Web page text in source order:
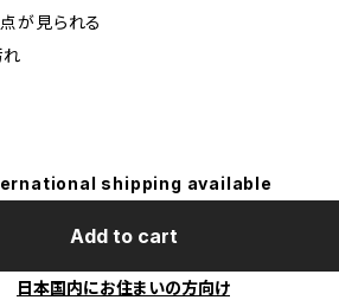
が見られる
れ
shipping available
Add to cart
日本国内にお住まいの方向け